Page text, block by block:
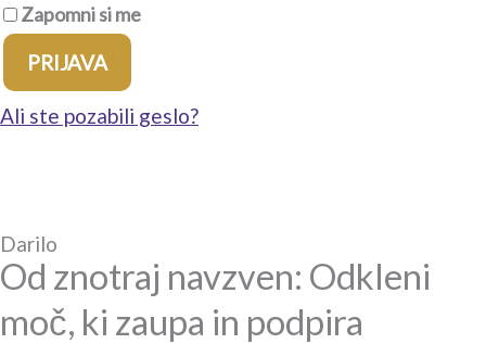
Zapomni si me
PRIJAVA
Ali ste pozabili geslo?
Darilo
Od znotraj navzven: Odkleni
moč, ki zaupa in podpira